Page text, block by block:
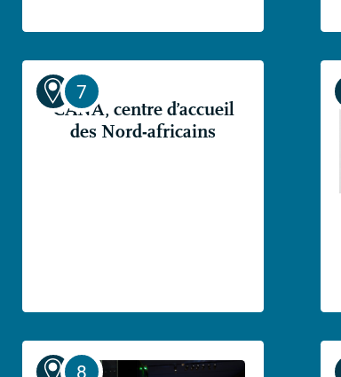
CANA, centre d’accueil
des Nord-africains